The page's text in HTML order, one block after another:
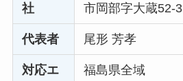
社
市岡部字大蔵52-3
代表者 尾形 芳孝
対応エ
福島県全域